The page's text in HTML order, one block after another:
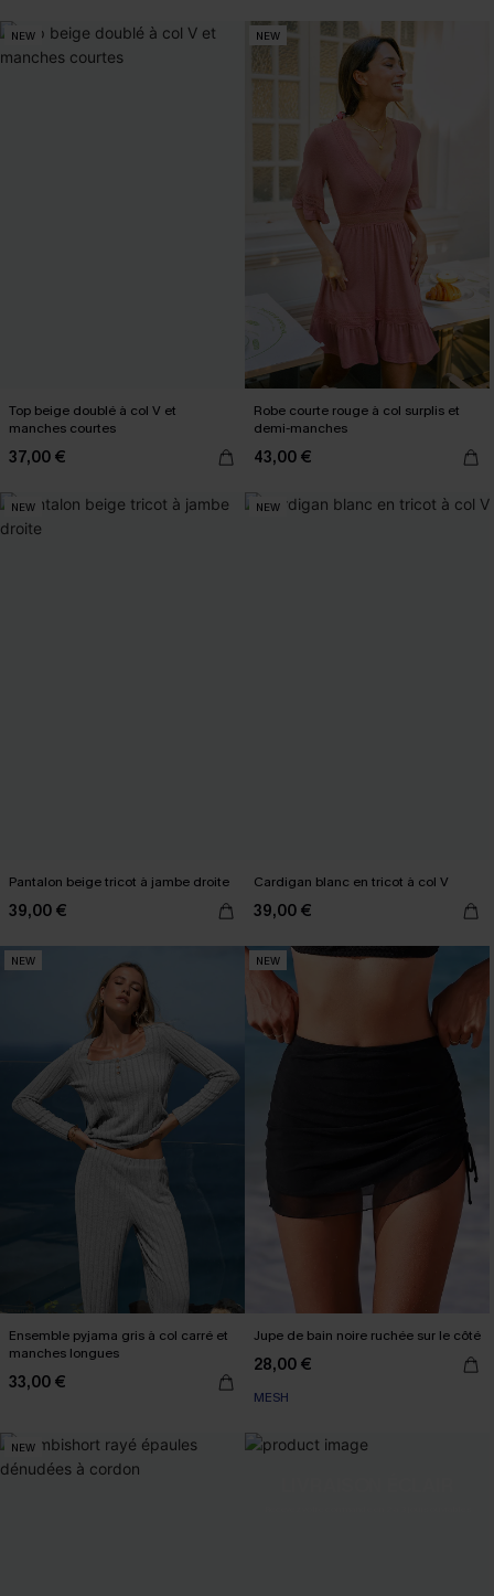
NEW
Top beige doublé à col V et
manches courtes
37,00 €
NEW
Robe courte rouge à col surplis et
demi-manches
43,00 €
NEW
Pantalon beige tricot à jambe droite
39,00 €
NEW
Cardigan blanc en tricot à col V
39,00 €
NEW
Ensemble pyjama gris à col carré et
manches longues
33,00 €
NEW
Jupe de bain noire ruchée sur le côté
28,00 €
MESH
NEW